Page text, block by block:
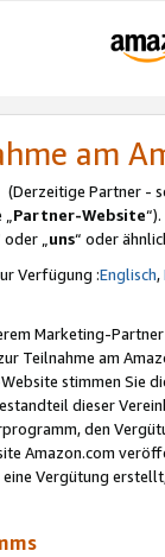
am
(Derzeitige Partner -
„Partner-Website
oder „uns“ oder
Verfügung :Englisch,
Marketing-
Teilnahme am
stimmen Sie
dieser
den
Amazon.com
eine Vergütung